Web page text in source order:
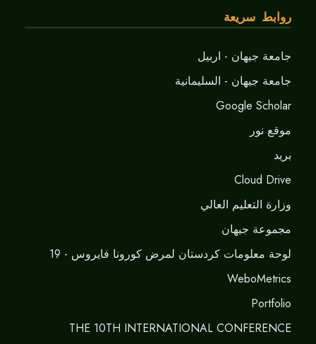
روابط سريعة
جامعة جيهان - اربيل
جامعة جيهان - السليمانية
Google Scholar
موقع نور
برید
Cloud Drive
وزارة التعليم العالي
مجموعة جيهان
لوحة معلومات كردستان لمرض كورونا فايروس - 19
WeboMetrics
Portfolio
THE 10TH INTERNATIONAL CONFERENCE